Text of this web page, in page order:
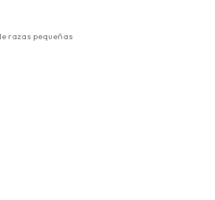
razas pequeñas